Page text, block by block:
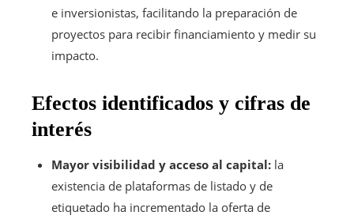
e inversionistas, facilitando la preparación de
proyectos para recibir financiamiento y medir su
impacto.
Efectos identificados y cifras de
interés
Mayor visibilidad y acceso al capital: la
existencia de plataformas de listado y de
etiquetado ha incrementado la oferta de